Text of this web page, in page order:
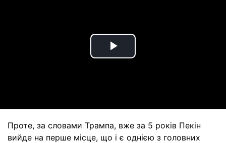
Play
Проте, за словами Трампа, вже за 5 років Пекін
вийде на перше місце, що і є однією з головних